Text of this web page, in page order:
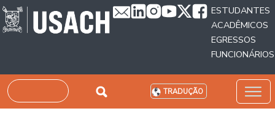
Passar para o conteúdo principal
ESTUDANTES
ACADÊMICOS
EGRESSOS
FUNCIONÁRIOS
Pesquisar TRADUÇÃO